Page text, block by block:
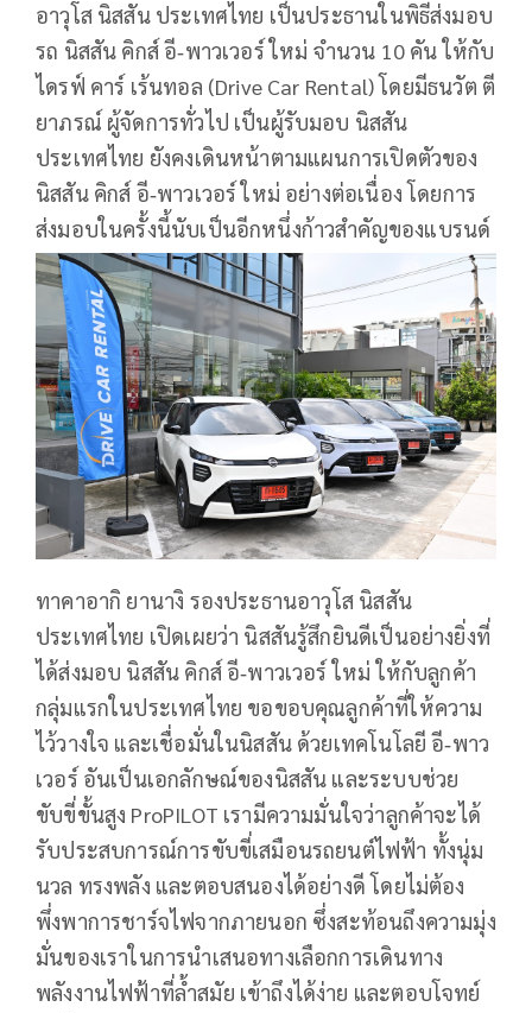
อาวุโส นิสสัน ประเทศไทย เป็นประธานในพิธีส่งมอบ
รถ นิสสัน คิกส์ อี‑พาวเวอร์ ใหม่ จำนวน 10 คัน ให้กับ
ไดรฟ์ คาร์ เร้นทอล (Drive Car Rental) โดยมีธนวัต ตี
ยาภรณ์ ผู้จัดการทั่วไป เป็นผู้รับมอบ นิสสัน
ประเทศไทย ยังคงเดินหน้าตามแผนการเปิดตัวของ
นิสสัน คิกส์ อี‑พาวเวอร์ ใหม่ อย่างต่อเนื่อง โดยการ
ส่งมอบในครั้งนี้นับเป็นอีกหนึ่งก้าวสำคัญของแบรนด์
ทาคาอากิ ยานางิ รองประธานอาวุโส นิสสัน
ประเทศไทย เปิดเผยว่า นิสสันรู้สึกยินดีเป็นอย่างยิ่งที่
ได้ส่งมอบ นิสสัน คิกส์ อี‑พาวเวอร์ ใหม่ ให้กับลูกค้า
กลุ่มแรกในประเทศไทย ขอขอบคุณลูกค้าที่ให้ความ
ไว้วางใจ และเชื่อมั่นในนิสสัน ด้วยเทคโนโลยี อี‑พาว
เวอร์ อันเป็นเอกลักษณ์ของนิสสัน และระบบช่วย
ขับขี่ขั้นสูง ProPILOT เรามีความมั่นใจว่าลูกค้าจะได้
รับประสบการณ์การขับขี่เสมือนรถยนต์ไฟฟ้า ทั้งนุ่ม
นวล ทรงพลัง และตอบสนองได้อย่างดี โดยไม่ต้อง
พึ่งพาการชาร์จไฟจากภายนอก ซึ่งสะท้อนถึงความมุ่ง
มั่นของเราในการนำเสนอทางเลือกการเดินทาง
พลังงานไฟฟ้าที่ล้ำสมัย เข้าถึงได้ง่าย และตอบโจทย์